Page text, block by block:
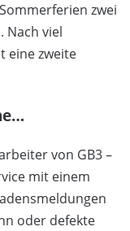
zwei
Nach viel
eine zweite
von GB3 –
mit einem
oder defekte